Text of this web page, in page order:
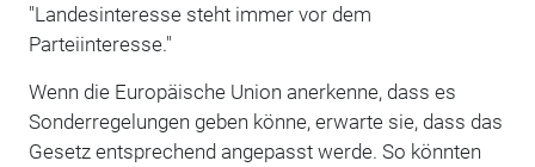
"Landesinteresse steht immer vor dem
Parteiinteresse."
Wenn die Europäische Union anerkenne, dass es
Sonderregelungen geben könne, erwarte sie, dass das
Gesetz entsprechend angepasst werde. So könnten